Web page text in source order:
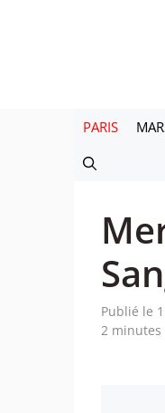
PARIS
Publié le
2 minutes